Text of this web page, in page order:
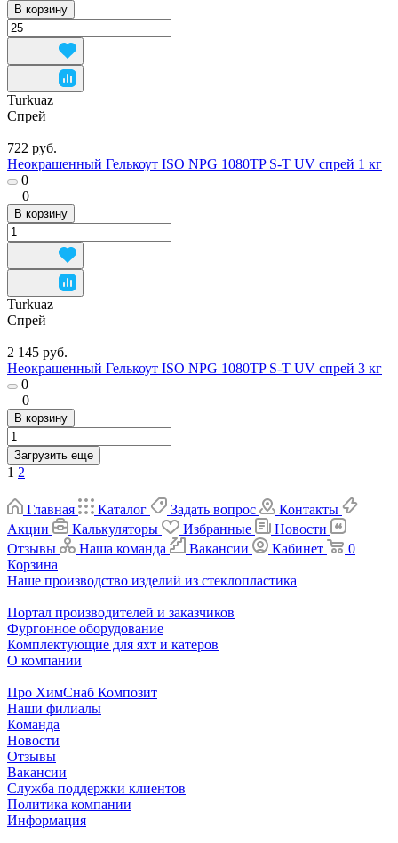
В корзину
Turkuaz
Спрей
722 руб.
Неокрашенный Гелькоут ISO NPG 1080TP S-T UV спрей 1 кг
0
0
В корзину
Turkuaz
Спрей
2 145 руб.
Неокрашенный Гелькоут ISO NPG 1080TP S-T UV спрей 3 кг
0
0
В корзину
Загрузить еще
1 2
Главная Каталог Задать вопрос
Контакты
Акции
Калькуляторы Избранные
Новости
Отзывы
Наша команда Вакансии Кабинет
0
Корзина
Наше производство изделий из стеклопластика
Портал производителей и заказчиков
Фургонное оборудование
Комплектующие для яхт и катеров
О компании
Про ХимСнаб Композит
Наши филиалы
Команда
Новости
Отзывы
Вакансии
Служба поддержки клиентов
Политика компании
Информация